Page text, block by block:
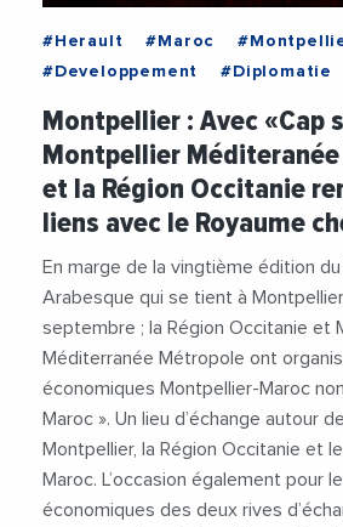
#Herault #Maroc
#Developpement
#Diplomatie
#Maroc
#MichaelDelafosse
#RegionOccitanie
#Videos
#VieDesEntreprises
Montpellier : Avec «Cap
Montpellier
et la Région Occitanie
liens avec le Royaume
En marge de la vingtième édition du
Arabesque qui se tient à Montpellier
septembre ; la Région Occitanie et
Méditerranée Métropole ont
économiques Montpellier-Maroc
Maroc ». Un lieu d’échange autour
Montpellier, la Région Occitanie et
Maroc. L’occasion également pour
économiques des deux rives